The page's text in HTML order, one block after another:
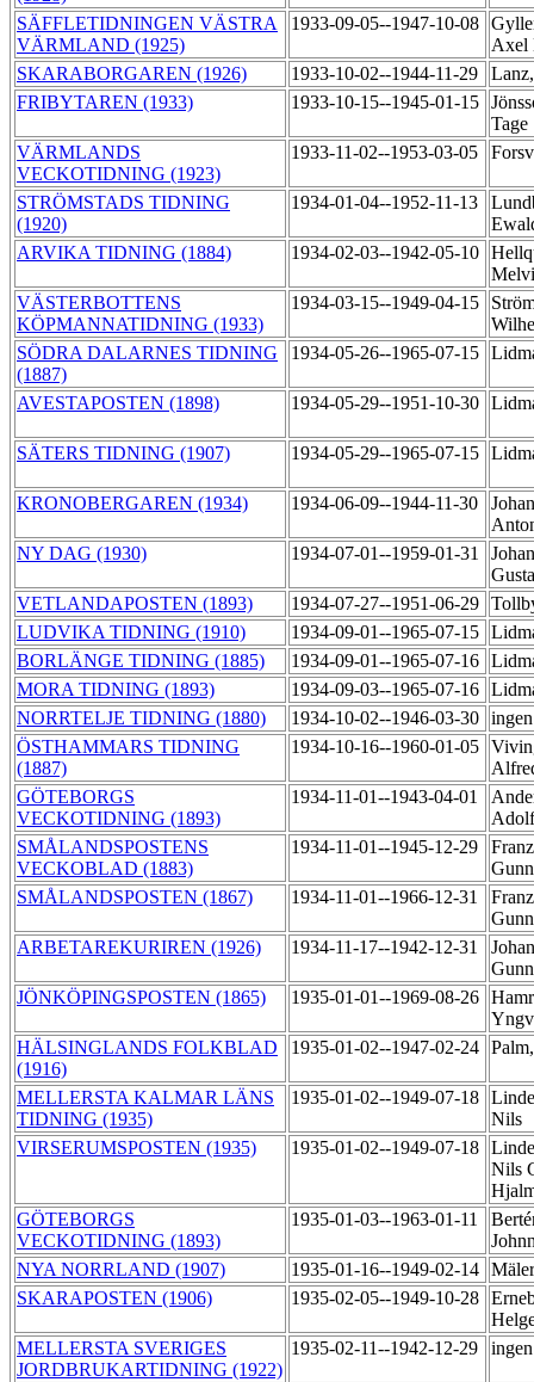
SÄFFLETIDNINGEN VÄSTRA
VÄRMLAND (1925)
1933-09-05--1947-10-08
SKARABORGAREN (1926)
1933-10-02--1944-11-29
FRIBYTAREN (1933)
1933-10-15--1945-01-15
Tage
VÄRMLANDS
VECKOTIDNING (1923)
1933-11-02--1953-03-05
STRÖMSTADS TIDNING
(1920)
1934-01-04--1952-11-13
ARVIKA TIDNING (1884)
1934-02-03--1942-05-10
VÄSTERBOTTENS
KÖPMANNATIDNING (1933)
1934-03-15--1949-04-15
SÖDRA DALARNES TIDNING
(1887)
1934-05-26--1965-07-15
AVESTAPOSTEN (1898) 1934-05-29--1951-10-30
SÄTERS TIDNING (1907) 1934-05-29--1965-07-15
KRONOBERGAREN (1934) 1934-06-09--1944-11-30
NY DAG (1930)
1934-07-01--1959-01-31
VETLANDAPOSTEN (1893)
1934-07-27--1951-06-29
LUDVIKA TIDNING (1910)
1934-09-01--1965-07-15
BORLÄNGE TIDNING (1885)
1934-09-01--1965-07-16
MORA TIDNING (1893)
1934-09-03--1965-07-16
NORRTELJE TIDNING (1880)
1934-10-02--1946-03-30
ÖSTHAMMARS TIDNING
(1887)
1934-10-16--1960-01-05
GÖTEBORGS
VECKOTIDNING (1893)
1934-11-01--1943-04-01
SMÅLANDSPOSTENS
VECKOBLAD (1883)
1934-11-01--1945-12-29
SMÅLANDSPOSTEN (1867)
1934-11-01--1966-12-31
ARBETAREKURIREN (1926)
1934-11-17--1942-12-31
JÖNKÖPINGSPOSTEN (1865)
1935-01-01--1969-08-26
HÄLSINGLANDS FOLKBLAD
(1916)
1935-01-02--1947-02-24
MELLERSTA KALMAR LÄNS
TIDNING (1935)
1935-01-02--1949-07-18
Nils
VIRSERUMSPOSTEN (1935)
1935-01-02--1949-07-18
Nils
GÖTEBORGS
VECKOTIDNING (1893)
1935-01-03--1963-01-11
NYA NORRLAND (1907)
1935-01-16--1949-02-14
SKARAPOSTEN (1906)
1935-02-05--1949-10-28
MELLERSTA SVERIGES
JORDBRUKARTIDNING (1922)
1935-02-11--1942-12-29